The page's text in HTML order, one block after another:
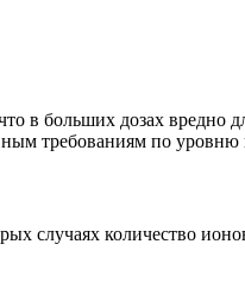
в больших дозах вредно
требованиям по уровню
случаях количество